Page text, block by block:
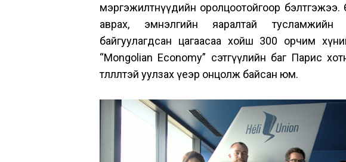
мэргэжилтнүүдийн оролцоотойгоор бэлтгэжээ.
аврах, эмнэлгийн яаралтай тусламжийн
байгуулагдсан цагаасаа хойш 300 орчим
“Mongolian Economy” сэтгүүлийн баг Парис
төлөөлөлтэй уулзах үеэр онцолж байсан юм.